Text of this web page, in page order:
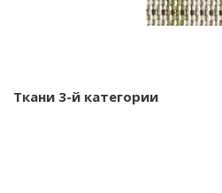
Ткани 3-й категории